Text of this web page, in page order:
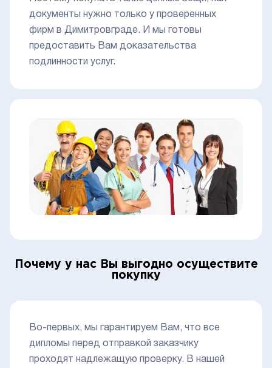
документы нужно только у проверенных
фирм в Димитровграде. И мы готовы
предоставить Вам доказательства
подлинности услуг.
Почему у нас Вы выгодно осуществите
покупку
Во-первых, мы гарантируем Вам, что все
дипломы перед отправкой заказчику
проходят надлежащую проверку. В нашей